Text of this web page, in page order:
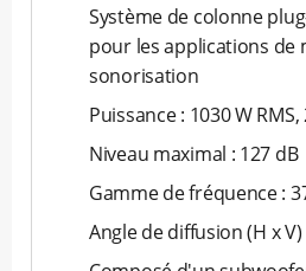
Système de colonne
pour les applications de
sonorisation
Puissance : 1030 W
Niveau maximal : 127 dB
Gamme de fréquence :
Angle de diffusion (H x V)